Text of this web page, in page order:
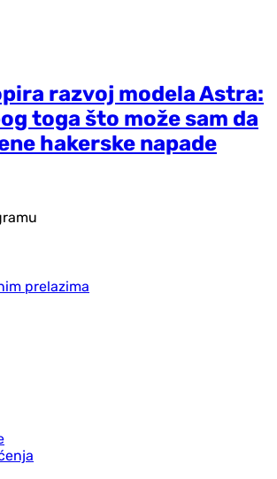
razvoj modela Astra:
toga što može sam da
hakerske napade
prelazima